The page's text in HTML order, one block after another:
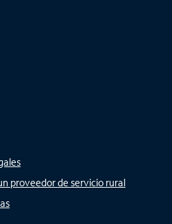
proveedor de servicio rural